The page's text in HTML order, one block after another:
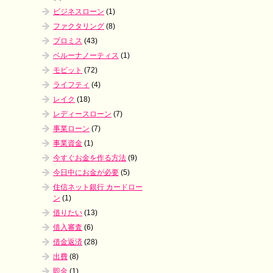
ビジネスローン (1)
ファクタリング (8)
プロミス (43)
ベルーナノーティス (1)
モビット (72)
ライフティ (4)
レイク (18)
レディースローン (7)
事業ローン (7)
事業資金 (1)
今すぐお金を作る方法 (9)
今日中にお金が必要 (5)
住信ネット銀行 カードロー
ン (1)
借りたい (13)
借入審査 (6)
借金返済 (28)
出費 (8)